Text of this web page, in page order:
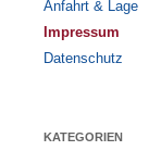
Anfahrt & Lage
Impressum
Datenschutz
KATEGORIEN